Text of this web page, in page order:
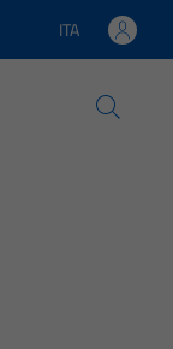
Lingua attiva:
ITA